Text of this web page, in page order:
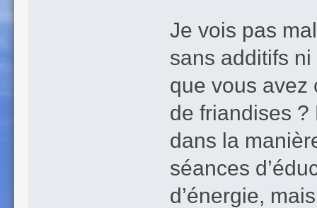
Je vois pas
sans additifs
que vous avez
de friandises ?
dans la
séances
d’énergie,